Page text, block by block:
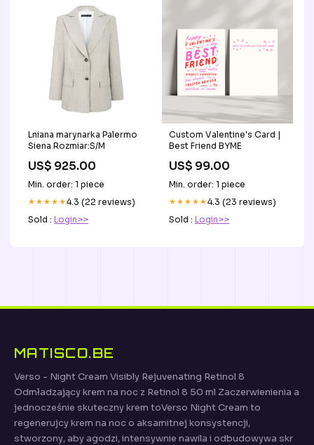
Lniana marynarka Palermo
Siena Rozmiar:S/M
US$ 925.00
Min. order: 1 piece
★★★★★4.3 (22 reviews)
Sold : Login>>
Custom Valentine's Card |
Best Friend BYME
US$ 99.00
Min. order: 1 piece
★★★★★4.3 (23 reviews)
Sold : Login>>
MATISCO.BE
Verso - Night Cream Visibly Rejuvenating Retinol 8
Odmładzający krem na noc z Retinol 8 50 ml Zaczerwienienia a
jednocześnie skuteczny krem toVerso Night Cream to
regenerujcy krem na noc o aksamitnej konsystencji,
stworzony, aby agodzi, intensywnie nawila i odbudowywa skr